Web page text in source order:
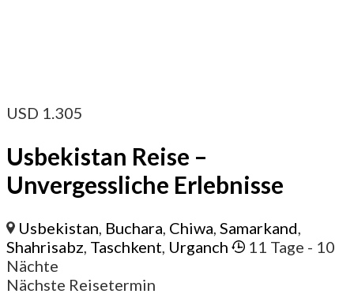
USD 1.305
Usbekistan Reise –
Unvergessliche Erlebnisse
Usbekistan, Buchara, Chiwa,Samarkand,
Shahrisabz, Taschkent, Urganch 11 Tage - 10
Nächte
Nächste Reisetermin